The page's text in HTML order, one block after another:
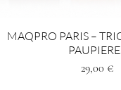
MAQPRO PARIS –
Preis
29,00 €